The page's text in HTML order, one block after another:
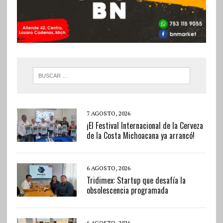
7 AGOSTO, 2026
¡El Festival Internacional de la Cerveza
de la Costa Michoacana ya arrancó!
6 AGOSTO, 2026
Tridimex: Startup que desafía la
obsolescencia programada